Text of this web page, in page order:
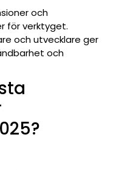
och
för verktyget.
och utvecklare ger
och